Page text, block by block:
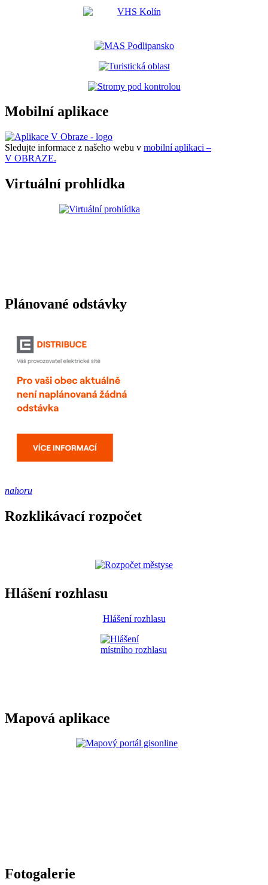
Mobilní aplikace
Sledujte informace z našeho webu v mobilní aplikaci –
V OBRAZE.
Virtuální prohlídka
Plánované odstávky
nahoru
Rozklikávací rozpočet
Hlášení rozhlasu
Hlášení rozhlasu
Mapová aplikace
Fotogalerie